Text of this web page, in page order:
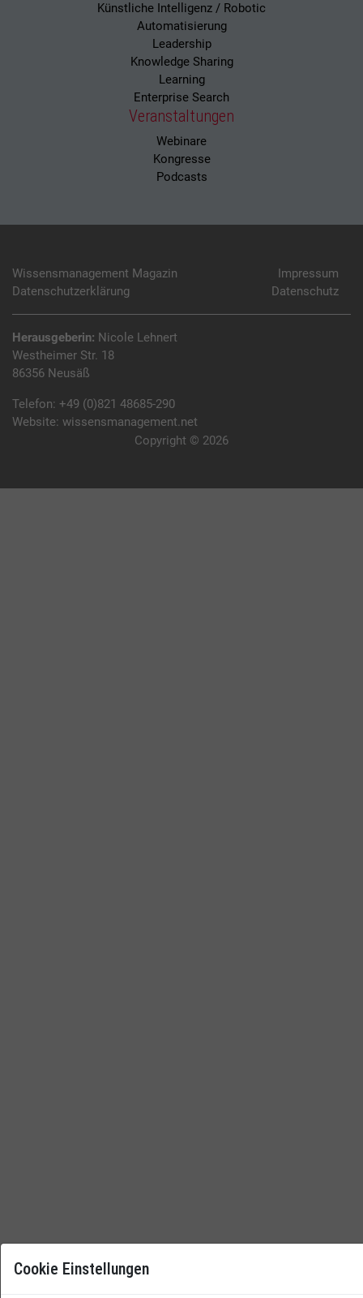
Künstliche Intelligenz / Robotic
Automatisierung
Leadership
Knowledge Sharing
Learning
Enterprise Search
Veranstaltungen
Webinare
Kongresse
Podcasts
Wissensmanagement Magazin
Impressum
Datenschutzerklärung
Datenschutz
Herausgeberin: Nicole Lehnert
Westheimer Str. 18
86356 Neusäß
Telefon: +49 (0)821 48685-290
Website: wissensmanagement.net
Copyright © 2026
Cookie Einstellungen